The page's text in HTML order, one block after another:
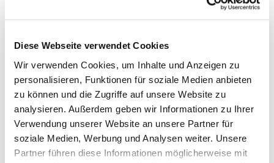
Diese Webseite verwendet Cookies
Wir verwenden Cookies, um Inhalte und Anzeigen zu
personalisieren, Funktionen für soziale Medien anbieten
zu können und die Zugriffe auf unsere Website zu
analysieren. Außerdem geben wir Informationen zu Ihrer
Verwendung unserer Website an unsere Partner für
soziale Medien, Werbung und Analysen weiter. Unsere
Partner führen diese Informationen möglicherweise mit